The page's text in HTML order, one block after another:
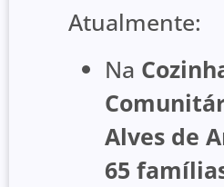
Atualmente:
Na
Alves de
65